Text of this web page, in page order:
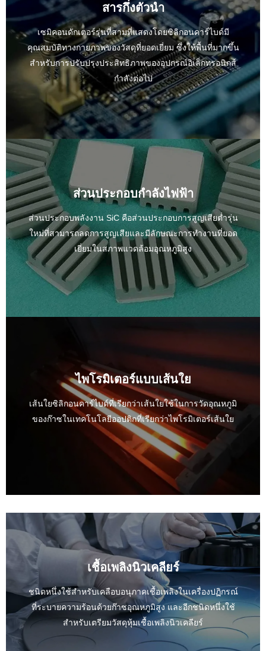
สารกึ่งตัวนำ
เซมิคอนดักเตอร์รุ่นที่สามที่แสดงโดยซิลิกอนคาร์ไบด์มี
คุณสมบัติทางกายภาพของวัสดุที่ยอดเยี่ยม ซึ่งให้พื้นที่มากขึ้น
สำหรับการปรับปรุงประสิทธิภาพของอุปกรณ์อิเล็กทรอนิกส์
กำลังต่อไป
ส่วนประกอบกำลังไฟฟ้า
ส่วนประกอบพลังงาน SiC คือส่วนประกอบการสูญเสียต่ำรุ่น
ใหม่ที่สามารถลดการสูญเสียและมีลักษณะการทำงานที่ยอด
เยี่ยมในสภาพแวดล้อมอุณหภูมิสูง
ไพโรมิเตอร์แบบเส้นใย
เส้นใยซิลิกอนคาร์ไบด์ที่เรียกว่าเส้นใยใช้ในการวัดอุณหภูมิ
ของก๊าซในเทคโนโลยีออปติกที่เรียกว่าไพโรมิเตอร์เส้นใย
เชื้อเพลิงนิวเคลียร์
ชนิดหนึ่งใช้สำหรับเคลือบอนุภาคเชื้อเพลิงในเครื่องปฏิกรณ์
ที่ระบายความร้อนด้วยก๊าซอุณหภูมิสูง และอีกชนิดหนึ่งใช้
สำหรับเตรียมวัสดุหุ้มเชื้อเพลิงนิวเคลียร์